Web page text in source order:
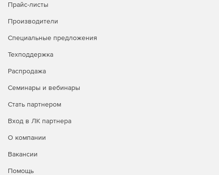
просто применить эффект и выбрать скорость
Фильтр заполнения черной полосы.
Автоматически загружает свои фильмы на YouTube
на всех основных социальных платформах.
Прайс-листы
Производители
Специальные предложения
Техподдержка
Распродажа
Семинары и вебинары
Стать партнером
Вход в ЛК партнера
О компании
Вакансии
Помощь